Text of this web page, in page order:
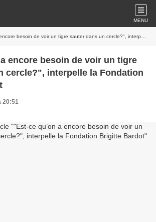
MENU
de voir un tigre sauter dans un cercle?", interpelle la Fondation Brigitte Bardot
encore besoin de voir un tigre
cercle?", interpelle la Fondation
20:51